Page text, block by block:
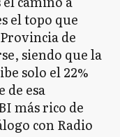
el topo que
de
siendo que la
solo el 22%
de esa
más rico de
con Radio